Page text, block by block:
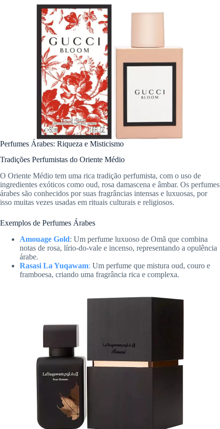
Perfumes Árabes: Riqueza e Misticismo
Tradições Perfumistas do Oriente Médio
O Oriente Médio tem uma rica tradição perfumista, com o uso de
ingredientes exóticos como oud, rosa damascena e âmbar. Os perfumes
árabes são conhecidos por suas fragrâncias intensas e luxuosas, por
isso muitas vezes usadas em rituais culturais e religiosos.
Exemplos de Perfumes Árabes
Amouage Gold: Um perfume luxuoso de Omã que combina
notas de rosa, lírio-do-vale e incenso, representando a opulência
árabe.
Rasasi La Yuqawam: Um perfume que mistura oud, couro e
framboesa, criando uma fragrância rica e complexa.